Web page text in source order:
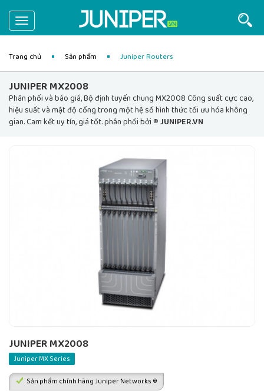
Toggle
navigation
Trang chủ Sản phẩm Juniper Routers
JUNIPER MX2008
Phân phối và báo giá, Bộ định tuyến chung MX2008 Công suất cực cao,
hiệu suất và mật độ cổng trong một hệ số hình thức tối ưu hóa không
gian. Cam kết uy tín, giá tốt. phân phối bởi ®JUNIPER.VN
JUNIPER MX2008
Juniper MX Series
Sản phẩm chính hãng Juniper Networks ®